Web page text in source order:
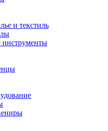
и текстиль
инструменты